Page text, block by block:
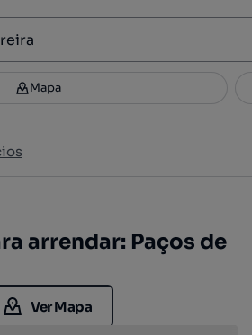
Filtros 3
Mapa
arrendar: Paços de
Ver Mapa